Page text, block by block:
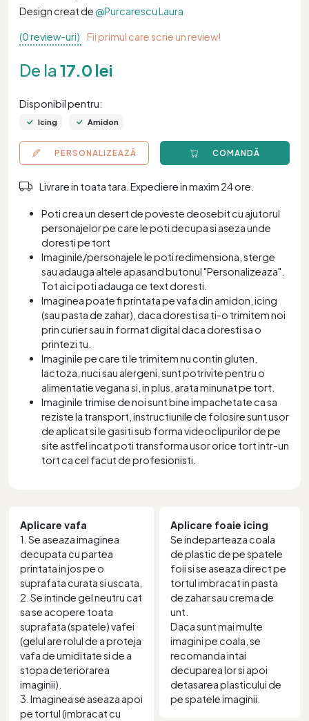
Design creat de@Purcarescu Laura
(0 review-uri) Fii primul care scrie un review!
De la 17.0 lei
Disponibil pentru:
Icing Amidon
PERSONALIZEAZĂ COMANDĂ
Livrare in toata tara. Expediere in maxim 24 ore.
Poti crea un desert de poveste deosebit cu ajutorul
personajelor pe care le poti decupa si aseza unde
doresti pe tort
Imaginile/personajele le poti redimensiona, sterge
sau adauga altele apasand butonul "Personalizeaza".
Tot aici poti adauga ce text doresti.
Imaginea poate fi printata pe vafa din amidon, icing
(sau pasta de zahar), daca doresti sa ti-o trimitem noi
prin curier sau in format digital daca doresti sa o
printezi tu.
Imaginile pe care ti le trimitem nu contin gluten,
lactoza, nuci sau alergeni, sunt potrivite pentru o
alimentatie vegana si, in plus, arata minunat pe tort.
Imaginile trimise de noi sunt bine impachetate ca sa
reziste la transport, instructiunile de folosire sunt usor
de aplicat si le gasiti sub forma videoclipurilor de pe
site astfel incat poti transforma usor orice tort intr-un
tort ca cel facut de profesionisti.
Aplicare vafa
1. Se aseaza imaginea
decupata cu partea
printata in jos pe o
suprafata curata si uscata,
2. Se intinde gel neutru cat
sa se acopere toata
suprafata (spatele) vafei
(gelul are rolul de a proteja
vafa de umiditate si de a
stopa deteriorarea
imaginii).
3. Imaginea se aseaza apoi
pe tortul (imbracat cu
Aplicare foaie icing
Se indeparteaza coala
de plastic de pe spatele
foii si se aseaza direct pe
tortul imbracat in pasta
de zahar sau crema de
unt.
Daca sunt mai multe
imagini pe coala, se
recomanda intai
decuparea lor si apoi
detasarea plasticului de
pe spatele imaginii.